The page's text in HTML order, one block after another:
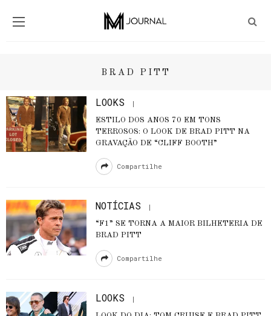
BRAD PITT
LOOKS
ESTILO DOS ANOS 70 EM TONS
TERROSOS: O LOOK DE BRAD PITT NA
GRAVAÇÃO DE “CLIFF BOOTH”
Compartilhe
NOTÍCIAS
“F1” SE TORNA A MAIOR BILHETERIA DE
BRAD PITT
Compartilhe
LOOKS